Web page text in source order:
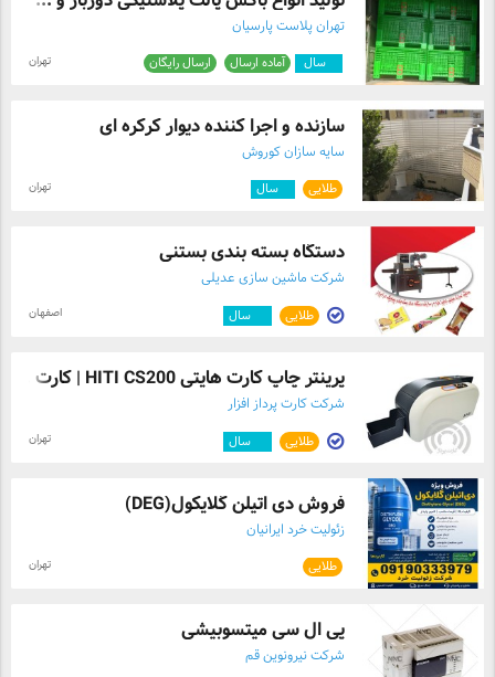
تهران پلاست پارسیان
سال آماده ارسال ارسال رایگان تهران
سازنده و اجرا کننده دیوار کرکره ای
سایه سازان کوروش
طلایی سال تهران
دستگاه بسته بندی بستنی
شرکت ماشین سازی عدیلی
طلایی سال اصفهان
پرینتر چاپ کارت هایتی HITI CS200 | کارت ...
شرکت کارت پرداز افزار
طلایی سال تهران
فروش دی اتیلن گلایکول(DEG)
زئولیت خرد ایرانیان
طلایی تهران
پی ال سی میتسوبیشی
شرکت نیرونوین قم